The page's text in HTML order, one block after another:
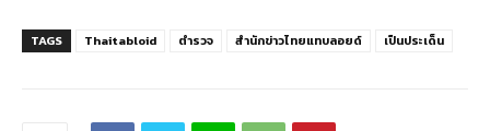
TAGS Thaitabloid ตำรวจ สำนักข่าวไทยแทบลอยด์ เป็นประเด็น